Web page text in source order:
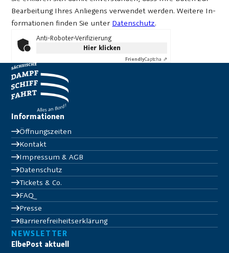
Be­ar­bei­tung Ih­res An­lie­gens verwendet wer­den. Weitere In­
for­ma­tio­nen fin­den Sie unter Datenschutz.
Anti-Roboter-Verifizierung
Hier klicken
FriendlyCaptcha ⇗
Informationen
Öffnungszeiten
Kontakt
Impressum & AGB
Datenschutz
Tickets & Co.
FAQ
Presse
Barrierefreiheitserklärung
NEWSLETTER
ElbePost aktuell